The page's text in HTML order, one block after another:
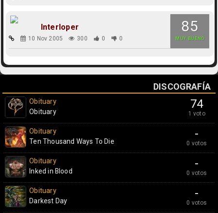
85
MUY BUENO
Interloper
10 Nov 2005 300 0 0
DISCOGRAFÍA
74
1 voto
Obituary
Obituary
-
0 votos
Obituary
Ten Thousand Ways To Die
-
0 votos
Obituary
Inked in Blood
-
0 votos
Obituary
Darkest Day